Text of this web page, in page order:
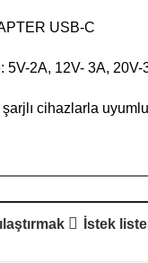
USB-C
5V-2A, 12V- 3A, 20V-
cihazlarla
İstek